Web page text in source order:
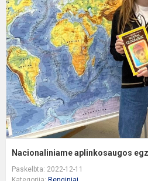
Nacionaliniame aplinkosaugos
Paskelbta: 2022-12-11